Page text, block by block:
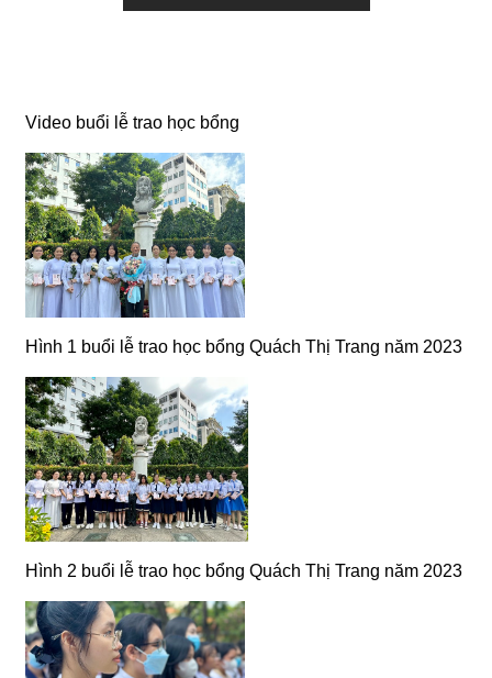
Video buổi lễ trao học bổng
Hình 1 buổi lễ trao học bổng Quách Thị Trang năm 2023
Hình 2 buổi lễ trao học bổng Quách Thị Trang năm 2023